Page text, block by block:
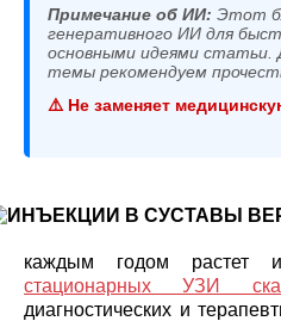
Примечание об ИИ: Этот
генеративного ИИ для
основными идеями статьи.
темы рекомендуем
⚠️ Не заменяет
каждым годом растет
стационарных УЗИ
диагностических и